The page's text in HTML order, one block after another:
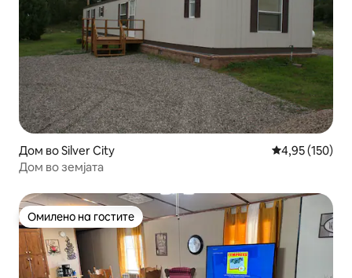
Дом во Silver City Просечна
4,95 (150)
Дом во земјата
Омилено на гостите
Омилено на гостите